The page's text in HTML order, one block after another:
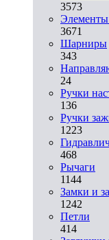
3573
3671
Шарниры
343
24
Ручки
136
Ручки
1223
468
Рычаги
1144
Замки и
1242
Петли
414